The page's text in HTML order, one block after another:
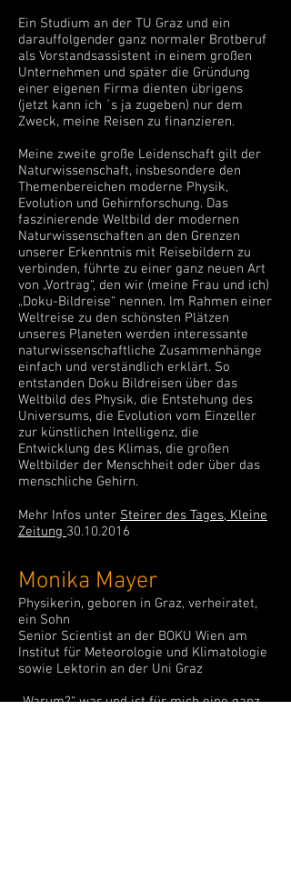
Ein Studium an der TU Graz und ein
darauffolgender ganz normaler Brotberuf
als Vorstandsassistent in einem großen
Unternehmen und später die Gründung
einer eigenen Firma dienten übrigens
(jetzt kann ich ´s ja zugeben) nur dem
Zweck, meine Reisen zu finanzieren.
Meine zweite große Leidenschaft gilt der
Naturwissenschaft, insbesondere den
Themenbereichen moderne Physik,
Evolution und Gehirnforschung. Das
faszinierende Weltbild der modernen
Naturwissenschaften an den Grenzen
unserer Erkenntnis mit Reisebildern zu
verbinden, führte zu einer ganz neuen Art
von „Vortrag“, den wir (meine Frau und ich)
„Doku-Bildreise“ nennen. Im Rahmen einer
Weltreise zu den schönsten Plätzen
unseres Planeten werden interessante
naturwissenschaftliche Zusammenhänge
einfach und verständlich erklärt. So
entstanden Doku Bildreisen über das
Weltbild des Physik, die Entstehung des
Universums, die Evolution vom Einzeller
zur künstlichen Intelligenz, die
Entwicklung des Klimas, die großen
Weltbilder der Menschheit oder über das
menschliche Gehirn.
Mehr Infos unter Steirer des Tages, Kleine
Zeitung 30.10.2016
Monika Mayer
Physikerin, geboren in Graz, verheiratet,
ein Sohn
Senior Scientist an der BOKU Wien am
Institut für Meteorologie und Klimatologie
sowie Lektorin an der Uni Graz
„Warum?“ war und ist für mich eine ganz